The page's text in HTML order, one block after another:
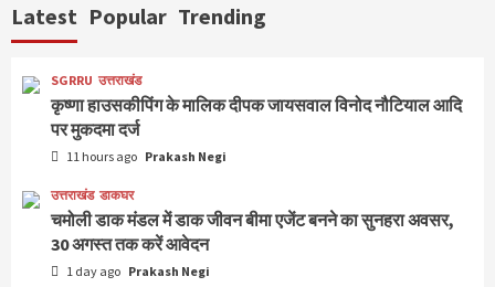
Latest Popular Trending
SGRRU उत्तराखंड
कृष्णा हाउसकीपिंग के मालिक दीपक जायसवाल विनोद नौटियाल आदि
पर मुकदमा दर्ज
11 hours ago Prakash Negi
उत्तराखंड डाकघर
चमोली डाक मंडल में डाक जीवन बीमा एजेंट बनने का सुनहरा अवसर,
30 अगस्त तक करें आवेदन
1 day ago Prakash Negi